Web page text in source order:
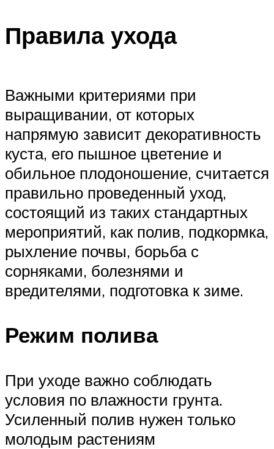
Правила ухода
Важными критериями при
выращивании, от которых
напрямую зависит декоративность
куста, его пышное цветение и
обильное плодоношение, считается
правильно проведенный уход,
состоящий из таких стандартных
мероприятий, как полив, подкормка,
рыхление почвы, борьба с
сорняками, болезнями и
вредителями, подготовка к зиме.
Режим полива
При уходе важно соблюдать
условия по влажности грунта.
Усиленный полив нужен только
молодым растениям